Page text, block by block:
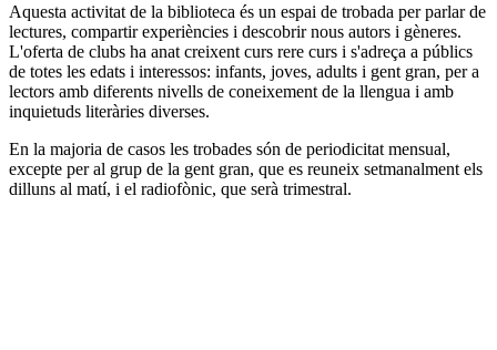
Aquesta activitat de la biblioteca és un espai de trobada per parlar de
lectures, compartir experiències i descobrir nous autors i gèneres.
L'oferta de clubs ha anat creixent curs rere curs i s'adreça a públics
de totes les edats i interessos: infants, joves, adults i gent gran, per a
lectors amb diferents nivells de coneixement de la llengua i amb
inquietuds literàries diverses.
En la majoria de casos les trobades són de periodicitat mensual,
excepte per al grup de la gent gran, que es reuneix setmanalment els
dilluns al matí, i el radiofònic, que serà trimestral.